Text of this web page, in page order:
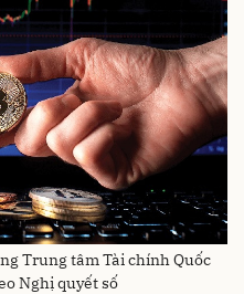
Trung tâm Tài chính Quốc
Nghị quyết số